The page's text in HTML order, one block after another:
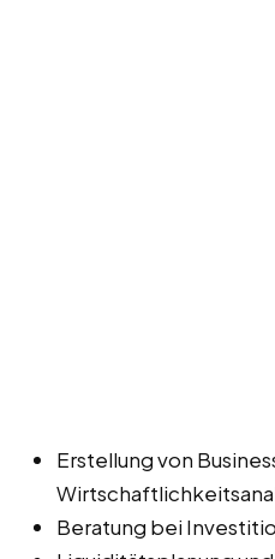
Erstellung von
Beratung bei